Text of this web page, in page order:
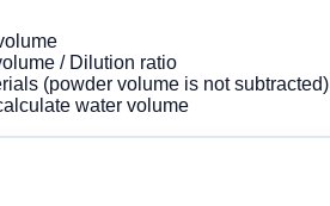
/ Dilution ratio
(powder volume is not subtracted)
water volume